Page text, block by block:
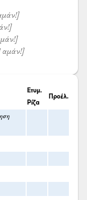
αμάν!]
Ετυμ.
Ρίζα
Προέλ.